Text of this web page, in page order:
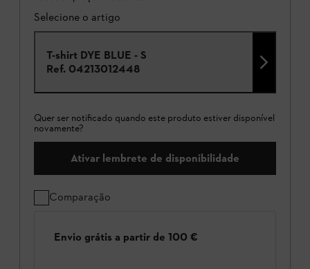
Selecione o artigo
T-shirt DYE BLUE - S
Ref. 04213012448
Quer ser notificado quando este produto estiver disponível
novamente?
Ativar lembrete de disponibilidade
Comparação
Envio grátis a partir de 100 €